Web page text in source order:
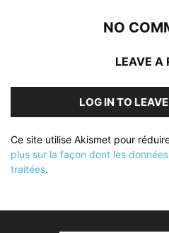
NO
LEAVE A
LOG IN TO
Ce site utilise Akismet pour
plus sur la façon dont les
traitées.